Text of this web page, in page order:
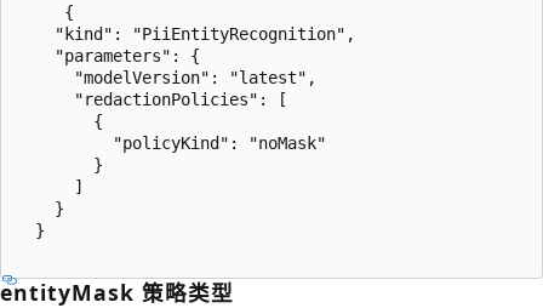
     {
    "kind": "PiiEntityRecognition",
    "parameters": {
      "modelVersion": "latest",
      "redactionPolicies": [
        {
          "policyKind": "noMask"
        }
      ]
    }
  }
entityMask 策略类型